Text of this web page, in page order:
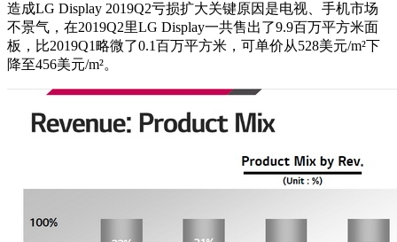
造成LG Display 2019Q2亏损扩大关键原因是电视、手机市场
不景气，在2019Q2里LG Display一共售出了9.9百万平方米面
板，比2019Q1略微了0.1百万平方米，可单价从528美元/m²下
降至456美元/m²。